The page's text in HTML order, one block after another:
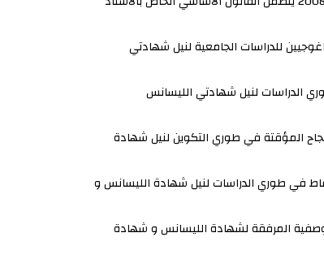
التسيير البيداغوجيين للدراسات الجامعية لنيل شهادتي
بشهادة النجاح المؤقتة في طوري التكوين لنيل شهادة
بكشف النقاط في طوري الدراسات لنيل شهادة الليسانس و
بالوثيقة الوصفية المرفقة لشهادة الليسانس و شهادة